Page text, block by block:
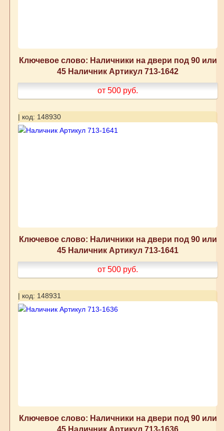
Ключевое слово: Наличники на двери под 90 или
45 Наличник Артикул 713-1642
от 500 руб.
| код: 148930
Ключевое слово: Наличники на двери под 90 или
45 Наличник Артикул 713-1641
от 500 руб.
| код: 148931
Ключевое слово: Наличники на двери под 90 или